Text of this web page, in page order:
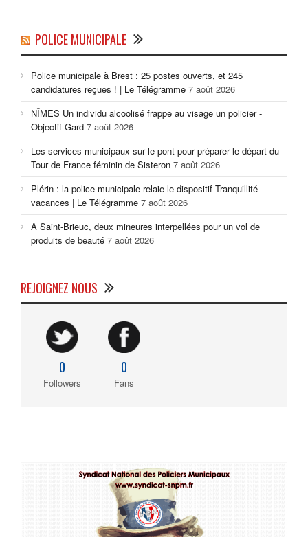
POLICE MUNICIPALE
Police municipale à Brest : 25 postes ouverts, et 245
candidatures reçues ! | Le Télégramme 7 août 2026
NÎMES Un individu alcoolisé frappe au visage un policier -
Objectif Gard 7 août 2026
Les services municipaux sur le pont pour préparer le départ du
Tour de France féminin de Sisteron 7 août 2026
Plérin : la police municipale relaie le dispositif Tranquillité
vacances | Le Télégramme 7 août 2026
À Saint-Brieuc, deux mineures interpellées pour un vol de
produits de beauté 7 août 2026
REJOIGNEZ NOUS
0
Followers
0
Fans